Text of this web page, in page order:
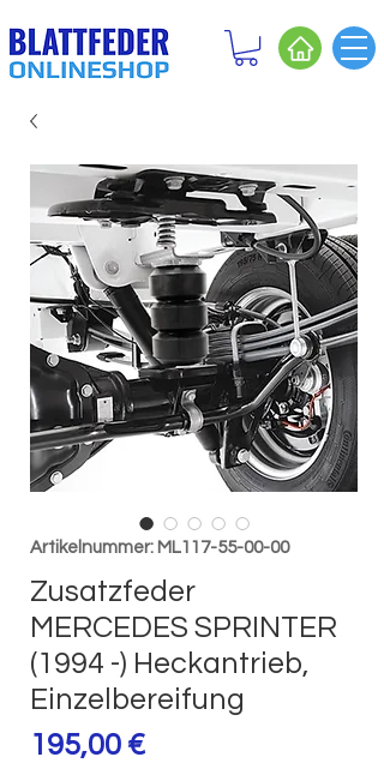
Artikelnummer: ML117-55-00-00
Zusatzfeder
MERCEDES SPRINTER
(1994 -) Heckantrieb,
Einzelbereifung
195,00 €Preis